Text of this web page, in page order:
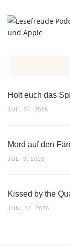
Holt euch das
JULI 24, 2026
Mord auf den
JULI 9, 2026
Kissed by the
JUNI 24, 2026